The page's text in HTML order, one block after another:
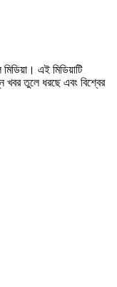
এই মিডিয়াটি
খবর তুলে ধরছে এবং বিশ্বের